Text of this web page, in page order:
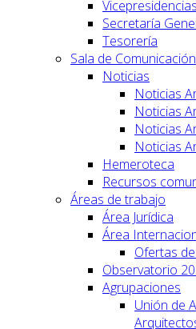
Vicepresidencias
Secretaría
Tesorería
Sala de Comunicación
Noticias
Noticias
Noticias
Noticias
Noticias
Hemeroteca
Recursos
Áreas de trabajo
Área Jurídica
Área
Ofertas
Observatorio
Agrupaciones
Unión de